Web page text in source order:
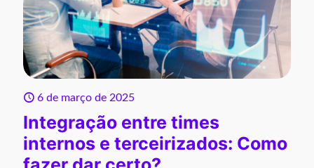
6 de março de 2025
Integração entre times
internos e terceirizados: Como